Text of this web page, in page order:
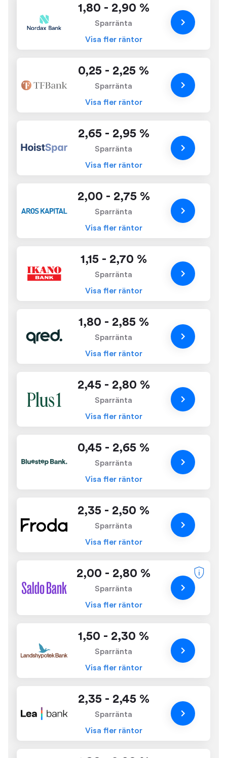
1,80 - 2,90 %
Sparränta
Visa fler räntor
0,25 - 2,25 %
Sparränta
Visa fler räntor
2,65 - 2,95 %
Sparränta
Visa fler räntor
2,00 - 2,75 %
Sparränta
Visa fler räntor
1,15 - 2,70 %
Sparränta
Visa fler räntor
1,80 - 2,85 %
Sparränta
Visa fler räntor
2,45 - 2,80 %
Sparränta
Visa fler räntor
0,45 - 2,65 %
Sparränta
Visa fler räntor
2,35 - 2,50 %
Sparränta
Visa fler räntor
2,00 - 2,80 %
Sparränta
Visa fler räntor
1,50 - 2,30 %
Sparränta
Visa fler räntor
2,35 - 2,45 %
Sparränta
Visa fler räntor